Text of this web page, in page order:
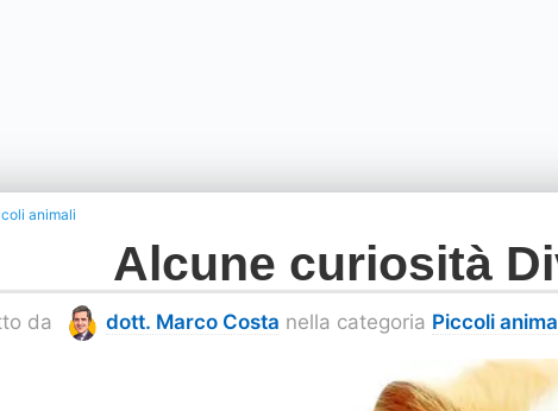
animali
Alcune curiosità
da dott. Marco Costa nella categoria Piccoli